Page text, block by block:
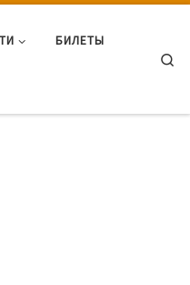
БИЛЕТЫ